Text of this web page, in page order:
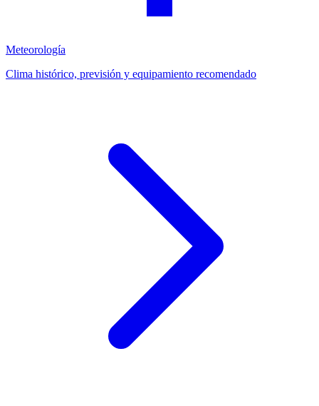
Meteorología
Clima histórico, previsión y equipamiento recomendado